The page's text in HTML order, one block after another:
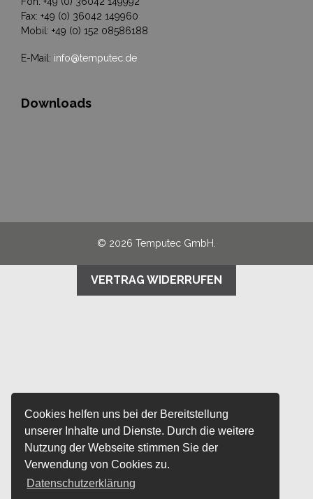
Cookies helfen uns bei der Bereitstellung
unserer Inhalte und Dienste. Durch die weitere
Nutzung der Webseite stimmen Sie der
Verwendung von Cookies zu.
Datenschutzerklärung
Fax: +49 (0) 36042 149960
Mobil: +49 (0) 152 08586188
E-Mail: info@temputec.de
Downloads
© 2026 Temputec GmbH.
VERTRAG WIDERRUFEN